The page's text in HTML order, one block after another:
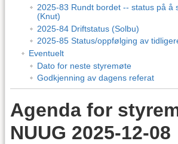
2025-83 Rundt bordet -- status på å
(Knut)
2025-84 Driftstatus (Solbu)
2025-85 Status/oppfølging av
Eventuelt
Dato for neste styremøte
Godkjenning av dagens referat
Agenda for
NUUG 2025-12-08